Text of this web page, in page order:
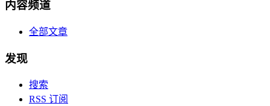
内容频道
全部文章
发现
搜索
RSS 订阅